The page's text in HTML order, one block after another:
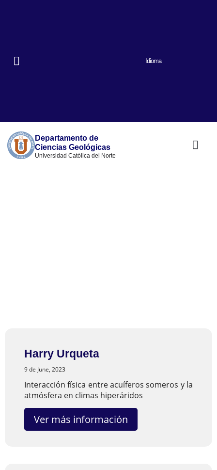
Idioma
Departamento de
Ciencias Geológicas
Universidad Católica del Norte
Harry Urqueta
9 de June, 2023
Interacción física entre acuíferos someros y la
atmósfera en climas hiperáridos
Ver más información